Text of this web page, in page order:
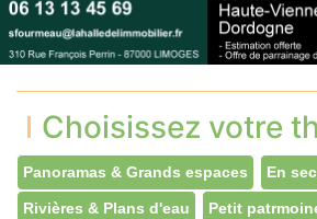
Choisissez votre
Panoramas & Grands espaces En
Rivières & Plans d'eau Petit